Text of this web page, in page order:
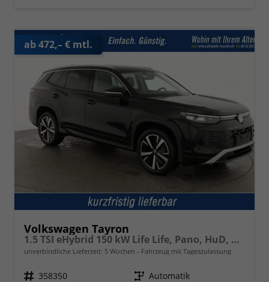
ab 472,– € mtl.
Volkswagen Tayron
1.5 TSI eHybrid 150 kW Life Life, Pano, HuD, AHK, AreaView, Side, Navi, Winter, 5-J. Garantie
unverbindliche Lieferzeit: 5 Wochen Fahrzeug mit Tageszulassung
Fahrzeugnr. 358350 Getriebe Automatik